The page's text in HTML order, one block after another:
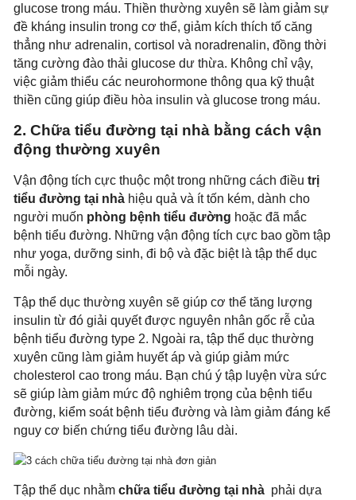
glucose trong máu. Thiền thường xuyên sẽ làm giảm sự
đề kháng insulin trong cơ thể, giảm kích thích tố căng
thẳng như adrenalin, cortisol và noradrenalin, đồng thời
tăng cường đào thải glucose dư thừa. Không chỉ vậy,
việc giảm thiểu các neurohormone thông qua kỹ thuật
thiền cũng giúp điều hòa insulin và glucose trong máu.
2. Chữa tiểu đường tại nhà bằng cách vận
động thường xuyên
Vận động tích cực thuộc một trong những cách điều trị
tiểu đường tại nhà hiệu quả và ít tốn kém, dành cho
người muốn phòng bệnh tiểu đường hoặc đã mắc
bệnh tiểu đường. Những vận động tích cực bao gồm tập
như yoga, dưỡng sinh, đi bộ và đặc biệt là tập thể dục
mỗi ngày.
Tập thể dục thường xuyên sẽ giúp cơ thể tăng lượng
insulin từ đó giải quyết được nguyên nhân gốc rễ của
bệnh tiểu đường type 2. Ngoài ra, tập thể dục thường
xuyên cũng làm giảm huyết áp và giúp giảm mức
cholesterol cao trong máu. Bạn chú ý tập luyện vừa sức
sẽ giúp làm giảm mức độ nghiêm trọng của bệnh tiểu
đường, kiểm soát bệnh tiểu đường và làm giảm đáng kể
nguy cơ biến chứng tiểu đường lâu dài.
Tập thể dục nhằm chữa tiểu đường tại nhà phải dựa